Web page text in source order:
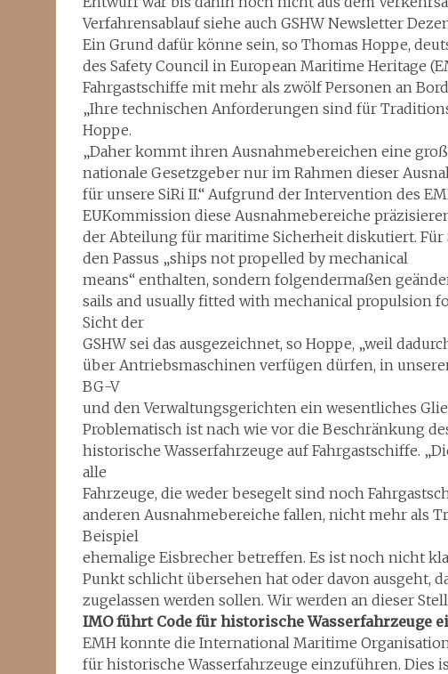
Verfahrensablauf siehe auch GSHW Newsletter
Ein Grund dafür könne sein, so Thomas Hoppe,
des Safety Council in European Maritime Heritage
Fahrgastschiffe mit mehr als zwölf Personen an
„Ihre technischen Anforderungen sind für
Hoppe.
„Daher kommt ihren Ausnahmebereichen eine
nationale Gesetzgeber nur im Rahmen dieser
für unsere SiRi II.“ Aufgrund der Intervention des
EUKommission diese Ausnahmebereiche
der Abteilung für maritime Sicherheit diskutiert.
den Passus „ships not propelled by mechanical
means“ enthalten, sondern folgendermaßen
sails and usually fitted with mechanical propulsion
Sicht der
GSHW sei das ausgezeichnet, so Hoppe, „weil
über Antriebsmaschinen verfügen dürfen, in
BG-V
und den Verwaltungsgerichten ein wesentliches
Problematisch ist nach wie vor die Beschränkung
historische Wasserfahrzeuge auf Fahrgastschiffe.
alle
Fahrzeuge, die weder besegelt sind noch
anderen Ausnahmebereiche fallen, nicht mehr als
Beispiel
ehemalige Eisbrecher betreffen. Es ist noch nicht
Punkt schlicht übersehen hat oder davon ausgeht,
zugelassen werden sollen. Wir werden an dieser
IMO führt Code für historische Wasserfahrzeuge
EMH konnte die International Maritime
für historische Wasserfahrzeuge einzuführen. Dies